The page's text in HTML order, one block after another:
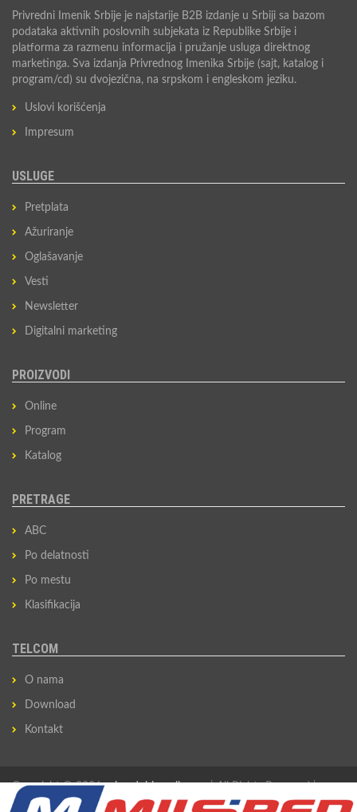
Privredni Imenik Srbije je najstarije B2B izdanje u Srbiji sa bazom
podataka aktivnih poslovnih subjekata iz Republike Srbije i
platforma za razmenu informacija i pružanje usluga direktnog
marketinga. Sva izdanja Privrednog Imenika Srbije (sajt, katalog i
program/cd) su dvojezična, na srpskom i engleskom jeziku.
Uslovi korišćenja
Impresum
USLUGE
Pretplata
Ažuriranje
Oglašavanje
Vesti
Newsletter
Digitalni marketing
PROIZVODI
Online
Program
Katalog
PRETRAGE
ABC
Po delatnosti
Po mestu
Klasifikacija
TELCOM
O nama
Download
Kontakt
Copyright © 2026privredni-imenik.com
Izradio Sovan